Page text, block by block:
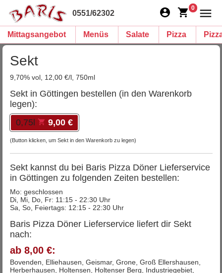
0551/62302
0
Mittagsangebot Menüs Salate Pizza
Sekt
9,70% vol, 12,00 €/l, 750ml
Sekt in Göttingen bestellen (in den Warenkorb
legen):
0,75l
9,00 €
(Button klicken, um Sekt in den Warenkorb zu legen)
Sekt kannst du bei Baris Pizza Döner Lieferservice
in Göttingen zu folgenden Zeiten bestellen:
Mo: geschlossen
Di, Mi, Do, Fr: 11:15 - 22:30 Uhr
Sa, So, Feiertags: 12:15 - 22:30 Uhr
Baris Pizza Döner Lieferservice liefert dir Sekt
nach:
ab 8,00 €:
Bovenden, Elliehausen, Geismar, Grone, Groß Ellershausen,
Herberhausen, Holtensen, Holtenser Berg, Industriegebiet,